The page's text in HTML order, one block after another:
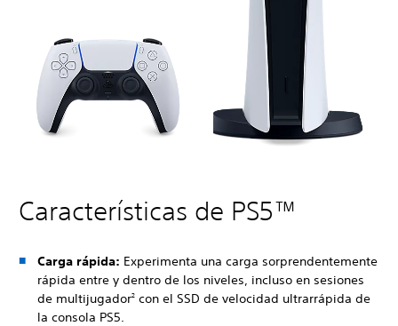
Características de PS5™
Carga rápida: Experimenta una carga sorprendentemente
rápida entre y dentro de los niveles, incluso en sesiones
de multijugador2 con el SSD de velocidad ultrarrápida de
la consola PS5.